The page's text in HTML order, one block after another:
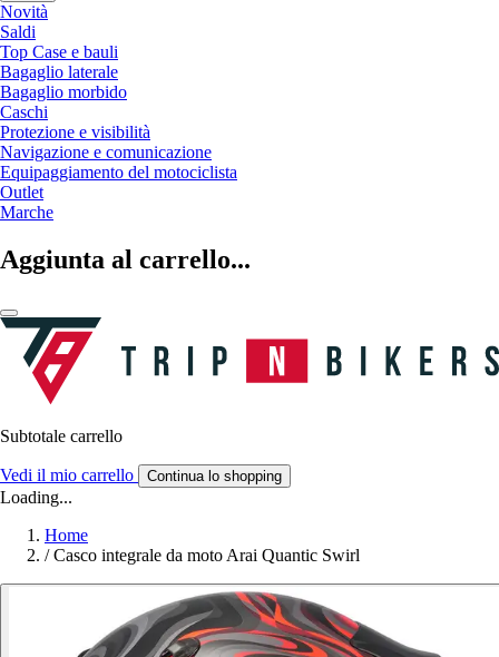
Novità
Saldi
Top Case e bauli
Bagaglio laterale
Bagaglio morbido
Caschi
Protezione e visibilità
Navigazione e comunicazione
Equipaggiamento del motociclista
Outlet
Marche
Aggiunta al carrello...
Subtotale carrello
Vedi il mio carrello Continua lo shopping
Loading...
Home
/ Casco integrale da moto Arai Quantic Swirl